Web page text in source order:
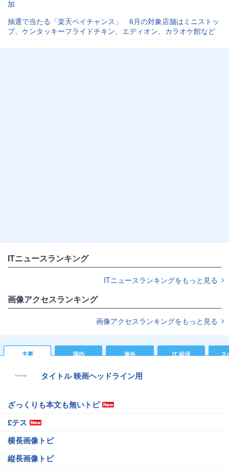
加
抽選で当たる「楽天ペイチャンス」 6月の対象店舗はミニストッ
プ、ケンタッキーフライドチキン、エディオン、カラオケ館など
ITニュースランキング
ITニュースランキングをもっと見る
画像アクセスランキング
画像アクセスランキングをもっと見る
主要 国内 海外 IT 経済 ス
タイトル 映画ヘッドライン用
ざっくりも本文も無いトピ
£テス
横長画像トピ
縦長画像トピ